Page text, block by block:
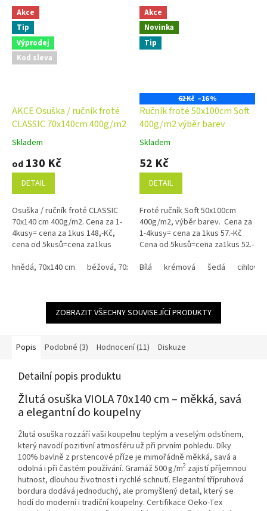
Akce
Tip
Výprodej
Kod sleva
AKCE Osuška / ručník froté
CLASSIC 70x140cm 400g/m2
Průměrné
produktu
4,9
5
hvězdiček.
Skladem
od 130 Kč
DETAIL
Osuška / ručník froté CLASSIC
70x140 cm 400g/m2. Cena za 1-
4kusy= cena za 1kus 148,-Kč,
cena od 5kusů=cena za1kus
žlutá barva od 135.-Kč ,...
hnědá, 70x140 cm béžová, 70x140 cm černá, 70x140 cm
Akce
Novinka
Tip
62 Kč –16 %
Ručník froté 50x100cm Soft
400g/m2 výběr barev
Průměrné
hodnocení
produktu
4,9
5
hvězdiček.
Skladem
52 Kč
DETAIL
Froté ručník Soft 50x100cm
400g/m2, výběr barev. Cena za
1-4kusy= cena za 1kus 57.-Kč
Cena od 5kusů=cena za1kus 52.-
program se slevami...
Bílá krémová šedá cihlová
ZOBRAZIT VŠECHNY SOUVISEJÍCÍ PRODUKTY
Popis Podobné (3) Hodnocení (11) Diskuze
Detailní popis produktu
Žlutá osuška VIOLA 70x140 cm – měkká, savá
a elegantní do koupelny
Žlutá osuška rozzáří vaši koupelnu teplým a veselým odstínem,
který navodí pozitivní atmosféru už při prvním pohledu. Díky
100% bavlně z prstencové příze je mimořádně měkká, savá a
odolná i při častém používání. Gramáž 500 g/m2 zajistí příjemnou
hutnost, dlouhou životnost i rychlé schnutí. Elegantní třípruhová
bordura dodává jednoduchý, ale promyšlený detail, který se
hodí do moderní i tradiční koupelny. Certifikace Oeko-Tex